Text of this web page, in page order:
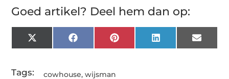
Goed artikel? Deel hem dan op:
X
(Twitter)
FacebookPinterestLinkedInEmail
Tags: cowhouse,wijsman